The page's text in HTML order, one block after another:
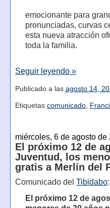
emocionante para
pronunciadas, curvas
esta nueva atracción
toda la familia.
Seguir leyendo »
Publicado a las agosto 14,
Etiquetas comunicado,
miércoles, 6 de agosto de
El próximo 12 de
Juventud, los
gratis a Merlín del
Comunicado del Tibidabo:
El próximo 12 de